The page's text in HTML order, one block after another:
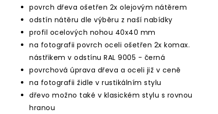
povrch dřeva ošetřen 2x olejovým nátěrem
odstín nátěru dle výběru z naší nabídky
profil ocelových nohou 40x40 mm
na fotografii povrch oceli ošetřen 2x komax.
nástřikem v odstínu RAL 9005 - černá
povrchová úprava dřeva a oceli již v ceně
na fotografii židle v rustikálním stylu
dřevo možno také v klasickém stylu s rovnou
hranou